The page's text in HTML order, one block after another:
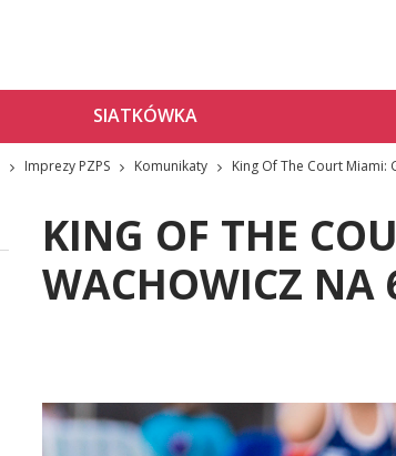
SIATKÓWKA
Imprezy PZPS Komunikaty King Of The Court Miami:
KING OF THE
WACHOWICZ NA